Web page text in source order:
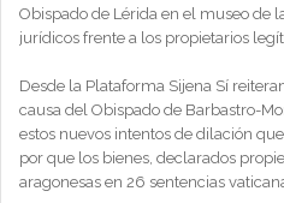
Obispado de Lérida en el museo de
jurídicos frente a los propietarios
Desde la Plataforma Sijena Sí
causa del Obispado de Barbastro-
estos nuevos intentos de dilación
por que los bienes, declarados
aragonesas en 26 sentencias